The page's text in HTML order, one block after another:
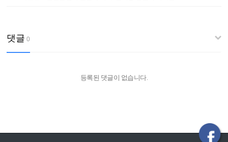
댓글 0
등록된 댓글이 없습니다.